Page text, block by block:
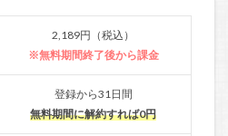
2,189円（税込）
※無料期間終了後から課金
登録から31日間
無料期間に解約すれば0円